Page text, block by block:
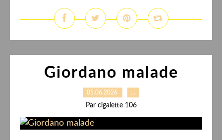
Giordano malade
05.06.2026 …
Par cigalette 106